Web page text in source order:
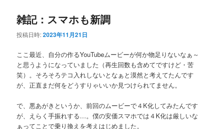
雑記：スマホも新調
投稿日時:2023年11月21日
ここ最近、自分の作るYouTubeムービーが何か物足りないなぁ～
と思うようになっていました（再生回数も含めてですけど・苦
笑）。そろそろテコ入れしないとなぁと漠然と考えてたんです
が、正直まだ何をどうすりゃいいか見つけられてません。
で、悪あがきというか、前回のムービーで４K化してみたんです
が、えらく手振れする…。僕の安価スマホでは４K化は厳しいな
ぁってことで乗り換えを考えはじめました。